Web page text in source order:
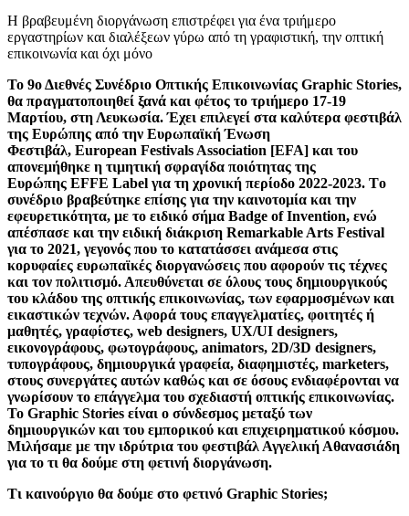
Η βραβευμένη διοργάνωση επιστρέφει για ένα τριήμερο
εργαστηρίων και διαλέξεων γύρω από τη γραφιστική, την οπτική
επικοινωνία και όχι μόνο
Το 9ο Διεθνές Συνέδριο Οπτικής Επικοινωνίας Graphic Stories,
θα πραγματοποιηθεί ξανά και φέτος το τριήμερο 17-19
Μαρτίου, στη Λευκωσία. Έχει επιλεγεί στα καλύτερα φεστιβάλ
της Ευρώπης από την Ευρωπαϊκή Ένωση
Φεστιβάλ, European Festivals Association [EFA] και του
απονεμήθηκε η τιμητική σφραγίδα ποιότητας της
Ευρώπης EFFE Label για τη χρονική περίοδο 2022-2023. Tο
συνέδριο βραβεύτηκε επίσης για την καινοτομία και την
εφευρετικότητα, με το ειδικό σήμα Badge of Invention, ενώ
απέσπασε και την ειδική διάκριση Remarkable Arts Festival
για το 2021, γεγονός που το κατατάσσει ανάμεσα στις
κορυφαίες ευρωπαϊκές διοργανώσεις που αφορούν τις τέχνες
και τον πολιτισμό. Απευθύνεται σε όλους τους δημιουργικούς
του κλάδου της οπτικής επικοινωνίας, των εφαρμοσμένων και
εικαστικών τεχνών. Αφορά τους επαγγελματίες, φοιτητές ή
μαθητές, γραφίστες, web designers, UX/UI designers,
εικονογράφους, φωτογράφους, animators, 2D/3D designers,
τυπογράφους, δημιουργικά γραφεία, διαφημιστές, marketers,
στους συνεργάτες αυτών καθώς και σε όσους ενδιαφέρονται να
γνωρίσουν το επάγγελμα του σχεδιαστή οπτικής επικοινωνίας.
Το Graphic Stories είναι ο σύνδεσμος μεταξύ των
δημιουργικών και του εμπορικού και επιχειρηματικού κόσμου.
Μιλήσαμε με την ιδρύτρια του φεστιβάλ Αγγελική Αθανασιάδη
για το τι θα δούμε στη φετινή διοργάνωση.
Τι καινούργιο θα δούμε στο φετινό Graphic Stories;